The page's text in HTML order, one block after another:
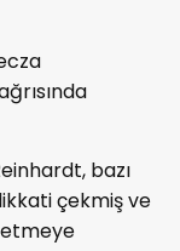
bazı
çekmiş ve
etmeye